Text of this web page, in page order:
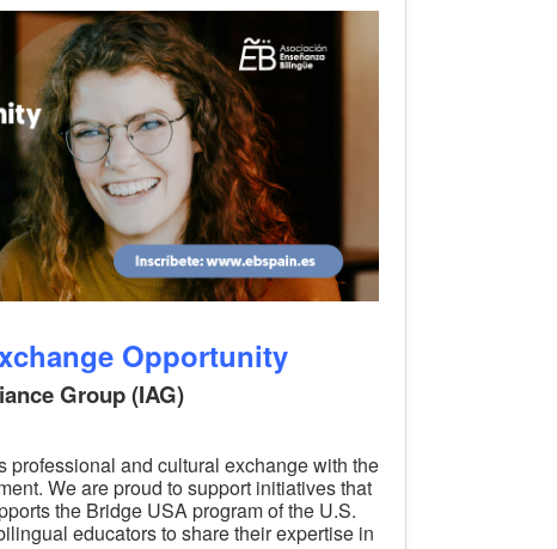
Opportunity
Group (IAG)
and cultural exchange with the
We are proud to support initiatives that
the Bridge USA program of the U.S.
educators to share their expertise in